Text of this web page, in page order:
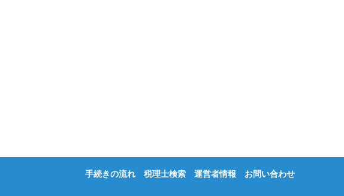
手続きの流れ 税理士検索 運営者情報 お問い合わせ